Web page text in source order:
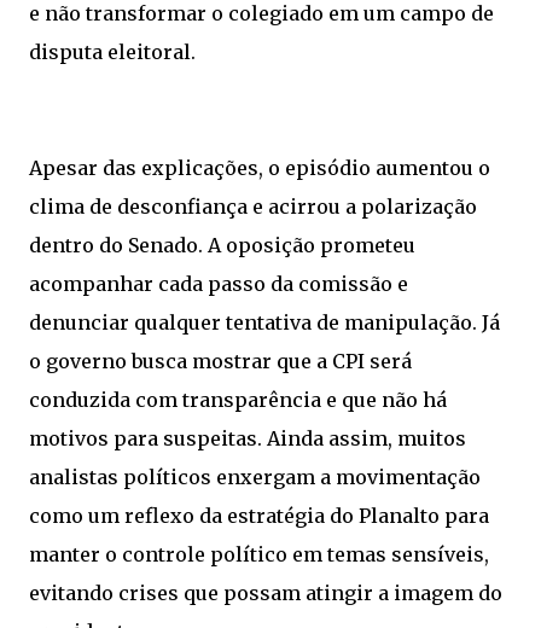
e não transformar o colegiado em um campo de
disputa eleitoral.
Apesar das explicações, o episódio aumentou o
clima de desconfiança e acirrou a polarização
dentro do Senado. A oposição prometeu
acompanhar cada passo da comissão e
denunciar qualquer tentativa de manipulação. Já
o governo busca mostrar que a CPI será
conduzida com transparência e que não há
motivos para suspeitas. Ainda assim, muitos
analistas políticos enxergam a movimentação
como um reflexo da estratégia do Planalto para
manter o controle político em temas sensíveis,
evitando crises que possam atingir a imagem do